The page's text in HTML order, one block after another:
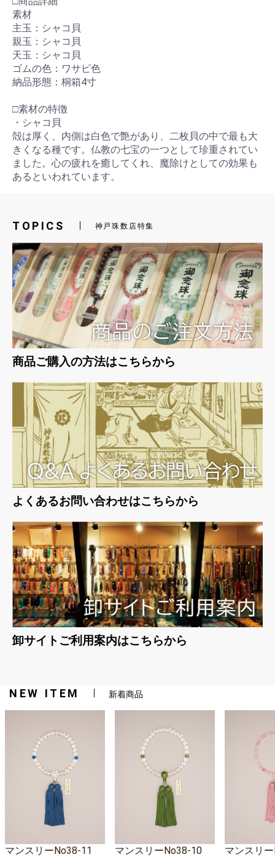
お買い物を続ける カートへ進む
素材
主玉：シャコ貝
親玉：シャコ貝
天玉：シャコ貝
ゴムの色：ワサビ色
納品形態：桐箱4寸
□素材の特徴
・シャコ貝
殻は厚く、内側は白色で艶があり、二枚貝の中で最も大
きくなる種です。仏教の七宝の一つとして珍重されてい
ました。心の疲れを癒してくれ、魔除けとしての効果も
あるといわれています。
TOPICS 神戸珠数店特集
商品ご購入の方法はこちらから
よくあるお問い合わせはこちらから
卸サイトご利用案内はこちらから
NEW ITEM 新着商品
マンスリーNo38-11
マンスリーNo38-10
マンスリ